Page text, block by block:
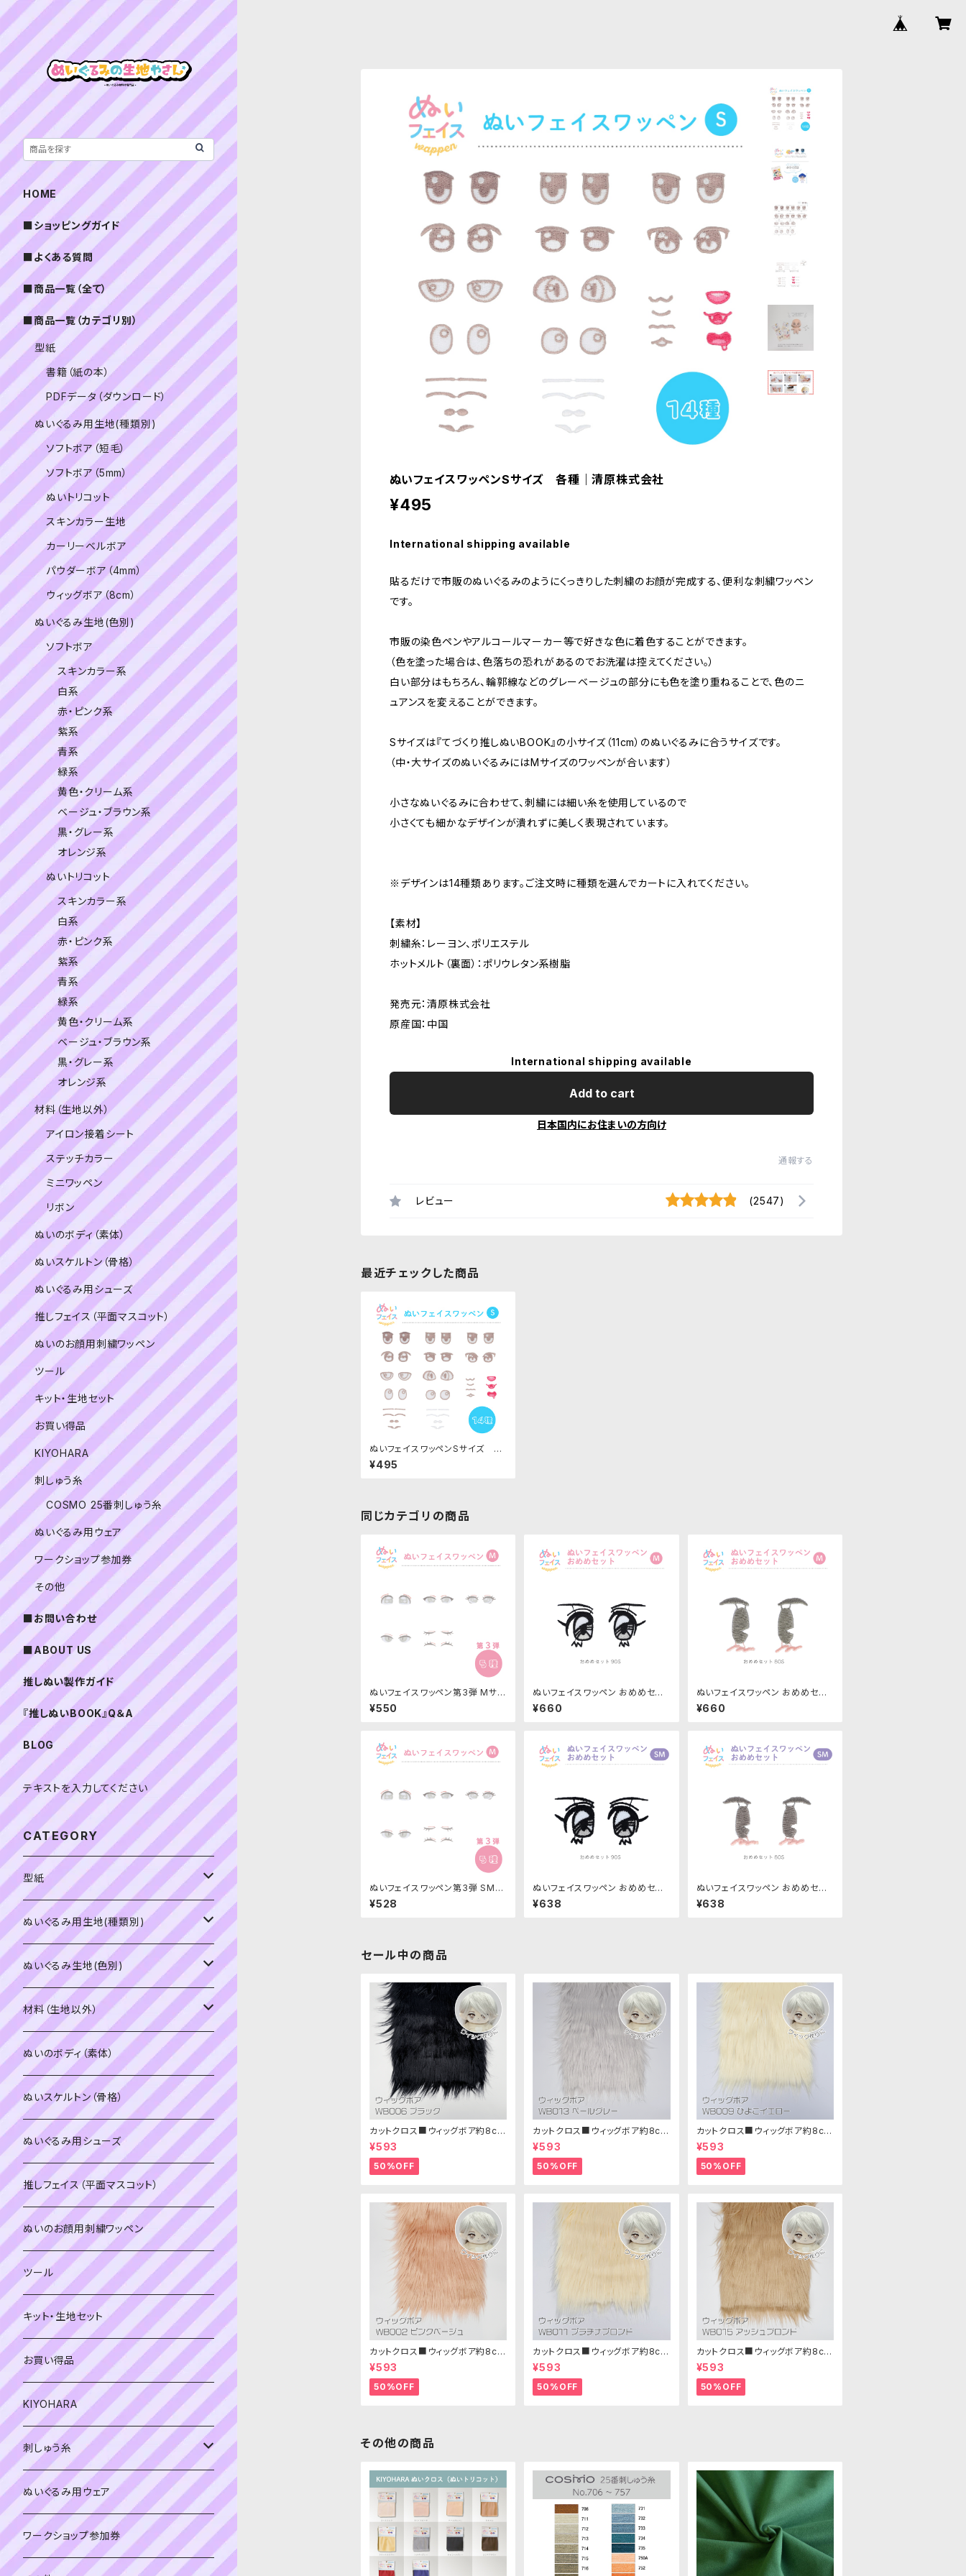
ぬいフェイスワッペンSサイズ 各種｜清原株式会社
¥495
International shipping available
貼るだけで市販のぬいぐるみのようにくっきりした刺繍のお顔が完成する、便利な刺繍ワッペン
です。
市販の染色ペンやアルコールマーカー等で好きな色に着色することができます。
（色を塗った場合は、色落ちの恐れがあるのでお洗濯は控えてください。）
白い部分はもちろん、輪郭線などのグレーベージュの部分にも色を塗り重ねることで、色のニ
ュアンスを変えることができます。
Sサイズは『てづくり推しぬいBOOK』の小サイズ（11cm）のぬいぐるみに合うサイズです。
（中・大サイズのぬいぐるみにはMサイズのワッペンが合います）
小さなぬいぐるみに合わせて、刺繍には細い糸を使用しているので
小さくても細かなデザインが潰れずに美しく表現されています。
※デザインは14種類あります。ご注文時に種類を選んでカートに入れてください。
【素材】
刺繍糸：レーヨン、ポリエステル
ホットメルト（裏面）：ポリウレタン系樹脂
発売元：清原株式会社
原産国：中国
International shipping available
Add to cart
日本国内にお住まいの方向け
通報する
レビュー (2547)
最近チェックした商品
ぬいフェイスワッペンSサイズ 各
種｜清原株式会社
¥495
同じカテゴリの商品
ぬいフェイスワッペン第3弾 Mサイ
ズ 各種｜清原株式会社
¥550
ぬいフェイスワッペン おめめセット
Mサイズ「90S」NUIW-56｜清原
株式会社
¥660
ぬいフェイスワッペン おめめセット
Mサイズ「80S」NUIW-57｜清原
株式会社
¥660
ぬいフェイスワッペン第3弾 SMサ
イズ 各種｜清原株式会社
¥528
ぬいフェイスワッペン おめめセット
S Mサイズ「90S」NUIW-70｜清
原株式会社
¥638
ぬいフェイスワッペン おめめセット
S Mサイズ「80S」NUIW-71｜清
原株式会社
¥638
セール中の商品
カットクロス■ウィッグボア約8cm
(ブラック)WB006ボア生地 25cm
× 45cm
¥593
50%OFF
カットクロス■ウィッグボア約8cm
(ペールグレー)WB013 ボア生地
25cm × 45cm
¥593
50%OFF
カットクロス■ウィッグボア約8cm
(ひよこイエロー)WB009ボア生
地 25cm × 45cm
¥593
50%OFF
カットクロス■ウィッグボア約8cm
(ピンクベージュ)WB002ボア生
地 25cm × 45cm
¥593
50%OFF
カットクロス■ウィッグボア約8cm
(プラチナブロンド)WB011 ボア生
地 25cm × 45cm
¥593
50%OFF
カットクロス■ウィッグボア約8cm
(アッシュブロンド)WB015 ボア生
地 25cm × 45cm
¥593
50%OFF
その他の商品
HOME
■ショッピングガイド
■よくある質問
■商品一覧（全て）
■商品一覧（カテゴリ別）
型紙
書籍（紙の本）
PDFデータ（ダウンロード）
ぬいぐるみ用生地(種類別)
ソフトボア（短毛）
ソフトボア（5mm）
ぬいトリコット
スキンカラー生地
カーリーベルボア
パウダーボア（4mm）
ウィッグボア（8cm）
ぬいぐるみ生地(色別)
ソフトボア
スキンカラー系
白系
赤・ピンク系
紫系
青系
緑系
黄色・クリーム系
ベージュ・ブラウン系
黒・グレー系
オレンジ系
ぬいトリコット
スキンカラー系
白系
赤・ピンク系
紫系
青系
緑系
黄色・クリーム系
ベージュ・ブラウン系
黒・グレー系
オレンジ系
材料（生地以外）
アイロン接着シート
ステッチカラー
ミニワッペン
リボン
ぬいのボディ（素体）
ぬいスケルトン（骨格）
ぬいぐるみ用シューズ
推しフェイス（平面マスコット）
ぬいのお顔用刺繍ワッペン
ツール
キット・生地セット
お買い得品
KIYOHARA
刺しゅう糸
COSMO 25番刺しゅう糸
ぬいぐるみ用ウェア
ワークショップ参加券
その他
■お問い合わせ
■ABOUT US
推しぬい製作ガイド
『推しぬいBOOK』Q＆A
BLOG
テキストを入力してください
CATEGORY
型紙
書籍（紙の本）
PDFデータ（ダウンロード）
ぬいぐるみ用生地(種類別)
ソフトボア（短毛）
ソフトボア（5mm）
ぬいトリコット
スキンカラー生地
カーリーベルボア
パウダーボア（4mm）
ウィッグボア（8cm）
ぬいぐるみ生地(色別)
ソフトボア
スキンカラー系
白系
赤・ピンク系
紫系
青系
緑系
黄色・クリーム系
ベージュ・ブラウン系
黒・グレー系
オレンジ系
ぬいトリコット
スキンカラー系
白系
赤・ピンク系
紫系
青系
緑系
黄色・クリーム系
ベージュ・ブラウン系
黒・グレー系
オレンジ系
材料（生地以外）
アイロン接着シート
ステッチカラー
ミニワッペン
リボン
ぬいのボディ（素体）
ぬいスケルトン（骨格）
ぬいぐるみ用シューズ
推しフェイス（平面マスコット）
ぬいのお顔用刺繍ワッペン
ツール
キット・生地セット
お買い得品
KIYOHARA
刺しゅう糸
COSMO 25番刺しゅう糸
ぬいぐるみ用ウェア
ワークショップ参加券